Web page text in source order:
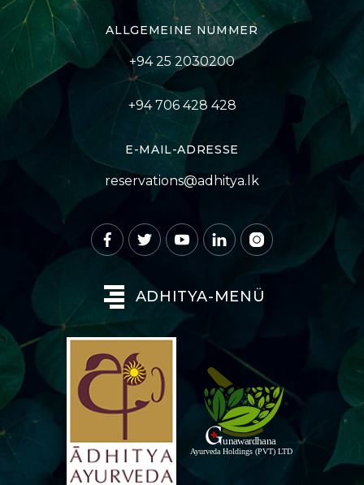
ALLGEMEINE NUMMER
+94 25 2030200
+94 706 428 428
E-MAIL-ADRESSE
reservations@adhitya.lk
ADHITYA-MENÜ